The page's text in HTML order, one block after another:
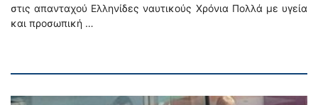
στις απανταχού Ελληνίδες ναυτικούς Χρόνια Πολλά με υγεία
και προσωπική …